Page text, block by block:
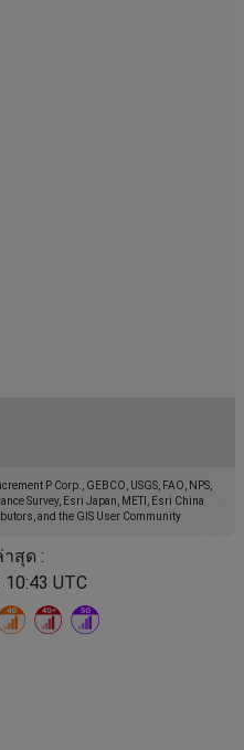
P Corp., GEBCO, USGS, FAO, NPS,
Survey, Esri Japan, METI, Esri China
and the GIS User Community
สุด :
UTC